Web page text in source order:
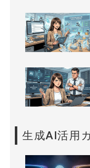
生成AI活用